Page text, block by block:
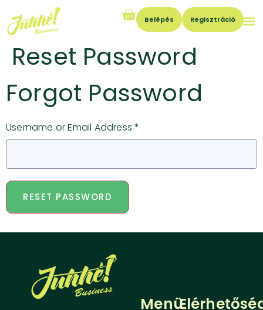
Belépés Regisztráció
Reset Password
Forgot Password
Username or Email Address *
Menü